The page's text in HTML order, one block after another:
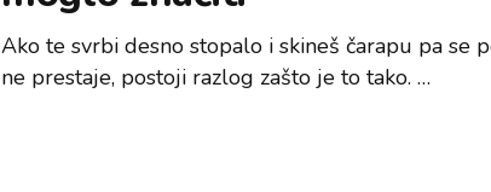
Ako te svrbi desno stopalo i skineš čarapu pa se
ne prestaje, postoji razlog zašto je to tako. …